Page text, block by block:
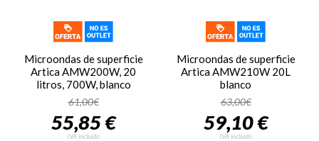
Microondas de superficie
Artica AMW200W, 20
litros, 700W, blanco
61,00€
55,85 €
IVA incluido
Microondas de superficie
Artica AMW210W 20L
blanco
63,00€
59,10 €
IVA incluido